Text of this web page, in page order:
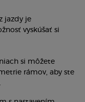
jazdy je
vyskúšať si
si môžete
rámov, aby ste